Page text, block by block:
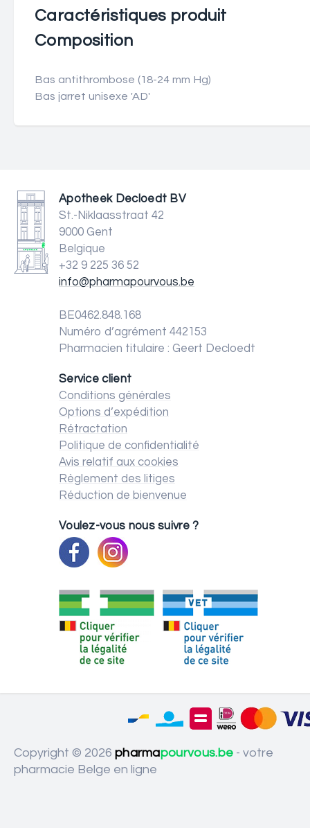
Caractéristiques produit
Composition
Bas antithrombose (18-24 mm Hg)
Bas jarret unisexe 'AD'
Apotheek Decloedt BV
St.-Niklaasstraat 42
9000 Gent
Belgique
+32 9 225 36 52
info@pharmapourvous.be
BE0462.848.168
Numéro d’agrément 442153
Pharmacien titulaire : Geert Decloedt
Service client
Conditions générales
Options d’expédition
Rétractation
Politique de confidentialité
Avis relatif aux cookies
Règlement des litiges
Réduction de bienvenue
Voulez-vous nous suivre ?
Copyright © 2026 pharmapourvous.be - votre
pharmacie Belge en ligne